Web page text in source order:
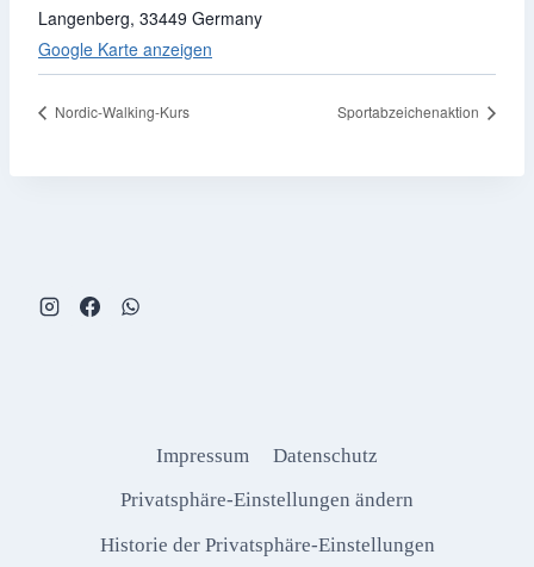
Langenberg, 33449 Germany
Google Karte anzeigen
Nordic-Walking-Kurs Sportabzeichenaktion
Impressum
Datenschutz
Privatsphäre-Einstellungen ändern
Historie der Privatsphäre-Einstellungen